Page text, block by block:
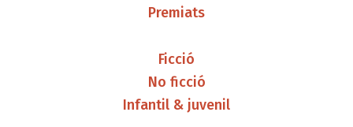
Premiats
Ficció
No ficció
Infantil & juvenil